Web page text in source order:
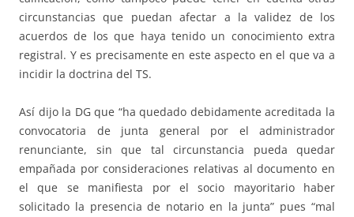
circunstancias que puedan afectar a la validez de los
acuerdos de los que haya tenido un conocimiento extra
registral. Y es precisamente en este aspecto en el que va a
incidir la doctrina del TS.
Así dijo la DG que “ha quedado debidamente acreditada la
convocatoria de junta general por el administrador
renunciante, sin que tal circunstancia pueda quedar
empañada por consideraciones relativas al documento en
el que se manifiesta por el socio mayoritario haber
solicitado la presencia de notario en la junta” pues “mal